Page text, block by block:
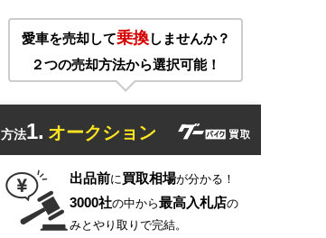
愛車を売却して乗換しませんか？
２つの売却方法から選択可能！
方法1. オークション
出品前に買取相場が分かる！
3000社の中から最高入札店の
みとやり取りで完結。